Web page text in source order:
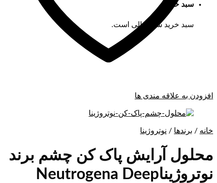
سبد خرید
سبد خرید شما خالی است.
افزودن به علاقه مندی ها
خانه / برندها / نوتروژینا
محلول آرایش پاک کن چشم برند
نوتروژیناNeutrogena Deep